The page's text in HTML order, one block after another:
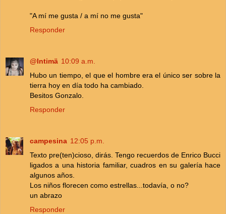
"A mí me gusta / a mí no me gusta"
Responder
@Intimä 10:09 a.m.
Hubo un tiempo, el que el hombre era el único ser sobre la
tierra hoy en día todo ha cambiado.
Besitos Gonzalo.
Responder
campesina 12:05 p.m.
Texto pre(ten)cioso, dirás. Tengo recuerdos de Enrico Bucci
ligados a una historia familiar, cuadros en su galería hace
algunos años.
Los niños florecen como estrellas...todavía, o no?
un abrazo
Responder